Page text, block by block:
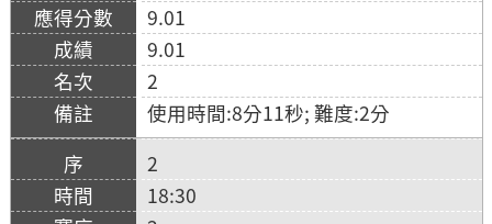
9.01
9.01
2
使用時間:8分11秒; 難度:2分
2
18:30